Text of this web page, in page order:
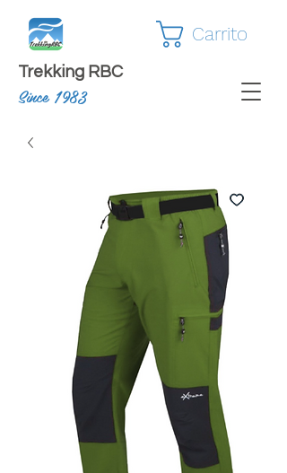
Carrito
Trekking RBC
Since 1983